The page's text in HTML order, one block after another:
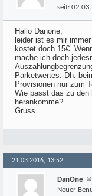
seit:
Hallo Danone,
leider ist es mir
kostet doch 15€.
mache ich doch
Parketwertes. Dh.
Provisionen nur zum
Wie passt das zu den
herankomme?
Gruss
21.03.2016, 13:52
DanOne
Neuer